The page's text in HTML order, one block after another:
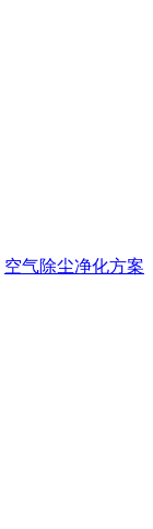
空气除尘净化方案